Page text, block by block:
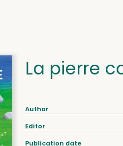
La pierre
Author
Editor
Publication date